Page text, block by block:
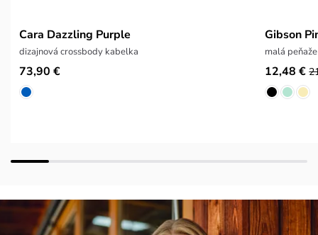
Cara Dazzling Purple
dizajnová crossbody kabelka
73,90 €
Gibson
malá
12,48 €